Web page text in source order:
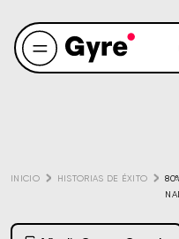
INICIO HISTORIAS DE ÉXITO